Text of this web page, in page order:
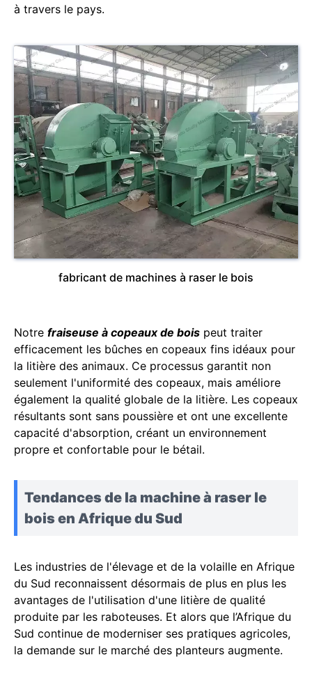
à travers le pays.
fabricant de machines à raser le bois
Notre fraiseuse à copeaux de bois peut traiter
efficacement les bûches en copeaux fins idéaux pour
la litière des animaux. Ce processus garantit non
seulement l'uniformité des copeaux, mais améliore
également la qualité globale de la litière. Les copeaux
résultants sont sans poussière et ont une excellente
capacité d'absorption, créant un environnement
propre et confortable pour le bétail.
Tendances de la machine à raser le
bois en Afrique du Sud
Les industries de l'élevage et de la volaille en Afrique
du Sud reconnaissent désormais de plus en plus les
avantages de l'utilisation d'une litière de qualité
produite par les raboteuses. Et alors que l’Afrique du
Sud continue de moderniser ses pratiques agricoles,
la demande sur le marché des planteurs augmente.